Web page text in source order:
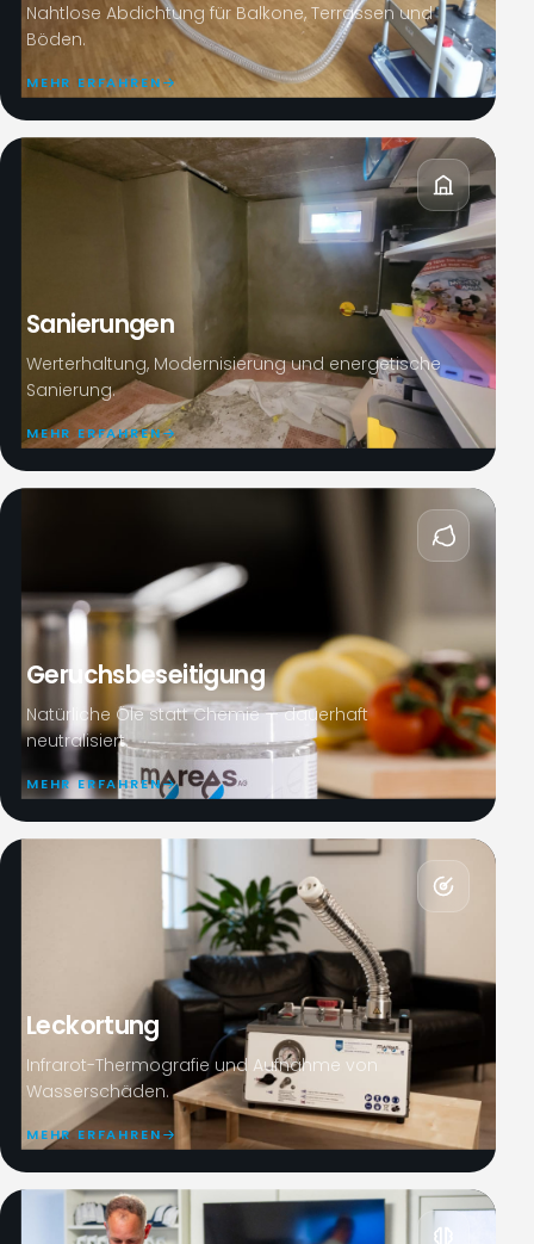
Nahtlose Abdichtung für Balkone, Terrassen und
Böden.
MEHR ERFAHREN
Sanierungen
Werterhaltung, Modernisierung und energetische
Sanierung.
MEHR ERFAHREN
Geruchsbeseitigung
Natürliche Öle statt Chemie — dauerhaft
neutralisiert.
MEHR ERFAHREN
Leckortung
Infrarot-Thermografie und Aufnahme von
Wasserschäden.
MEHR ERFAHREN